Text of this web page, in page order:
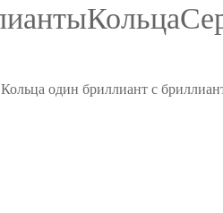
Кольца
Кольца один бриллиант с